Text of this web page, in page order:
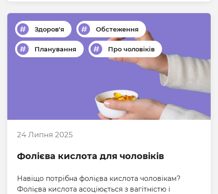
Здоров'я Обстеження
Планування Про чоловіків
24 Липня 2025
Фолієва кислота для чоловіків
Навіщо потрібна фолієва кислота чоловікам?
Фолієва кислота асоціюється з вагітністю і